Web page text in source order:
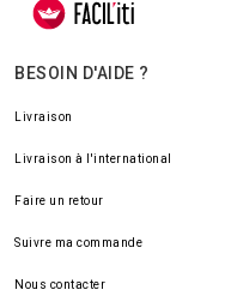
BESOIN D'AIDE ?
Livraison
Livraison à l'international
Faire un retour
Suivre ma commande
Nous contacter